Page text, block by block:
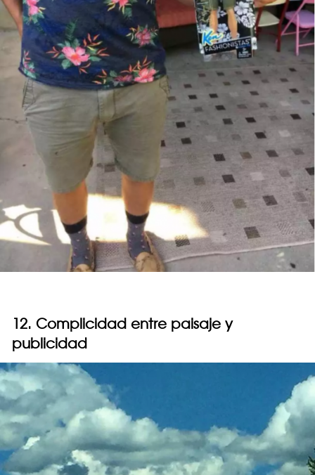
12. Complicidad entre paisaje y
publicidad